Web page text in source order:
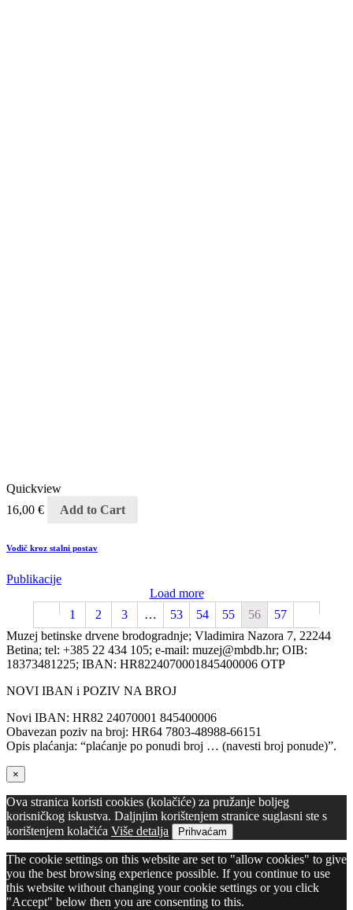
Quickview
16,00 € Add to Cart
Vodič kroz stalni postav
Publikacije
Load more
1
2 3 … 53 54 55 56
57
Muzej betinske drvene brodogradnje; Vladimira Nazora 7, 22244
Betina; tel: +385 22 434 105; e-mail: muzej@mbdb.hr; OIB:
18373481225; IBAN: HR8224070001845400006 OTP
NOVI IBAN i POZIV NA BROJ
Novi IBAN: HR82 24070001 845400006
Obavezan poziv na broj: HR64 7803-48988-66151
Opis plaćanja: “plaćanje po ponudi broj … (navesti broj ponude)”.
×
Ova stranica koristi cookies (kolačiće) za pružanje boljeg
korisničkog iskustva. Daljnjim korištenjem stranice suglasni ste s
korištenjem kolačića Više detalja Prihvaćam
The cookie settings on this website are set to "allow cookies" to give
you the best browsing experience possible. If you continue to use
this website without changing your cookie settings or you click
"Accept" below then you are consenting to this.